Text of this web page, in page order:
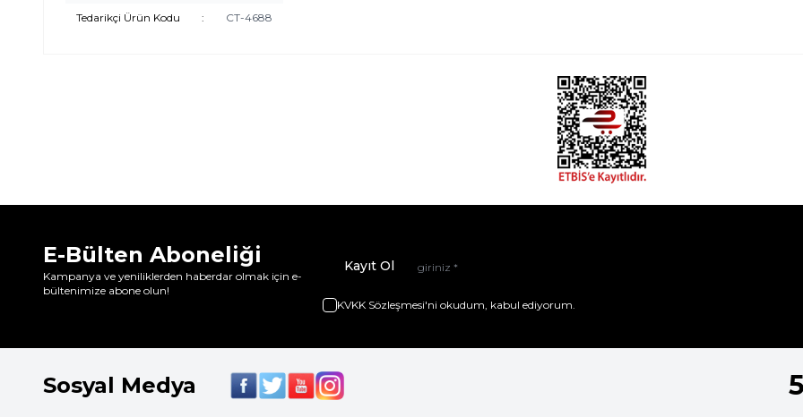
Tedarikçi Ürün Kodu : CT-4688
E-Bülten Aboneliği
Kampanya ve yeniliklerden haberdar olmak için e-
bültenimize abone olun!
Kayıt Ol
KVKK Sözleşmesi'ni okudum, kabul ediyorum.
Sosyal Medya